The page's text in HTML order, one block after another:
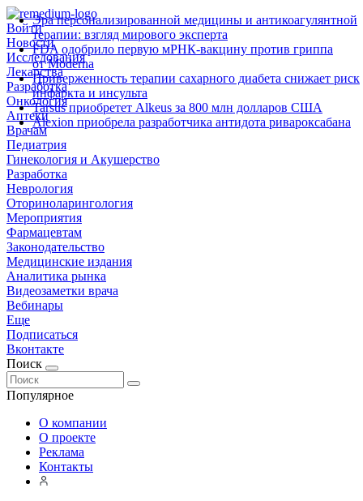
Войти
Новости
Исследования
Лекарства
Разработка
Онкология
Аптеки
Врачам
Педиатрия
Гинекология и Акушерство
Разработка
Неврология
Оториноларингология
Мероприятия
Фармацевтам
Законодательство
Медицинские издания
Аналитика рынка
Видеозаметки врача
Вебинары
Еще
Подписаться
Вконтакте
Поиск
Популярное
Эра персонализированной медицины и антикоагулянтной
терапии: взгляд мирового эксперта
FDA одобрило первую мРНК‑вакцину против гриппа
от Moderna
Приверженность терапии сахарного диабета снижает риск
инфаркта и инсульта
Tarsus приобретет Alkeus за 800 млн долларов США
Alexion приобрела разработчика антидота ривароксабана
О компании
О проекте
Реклама
Контакты